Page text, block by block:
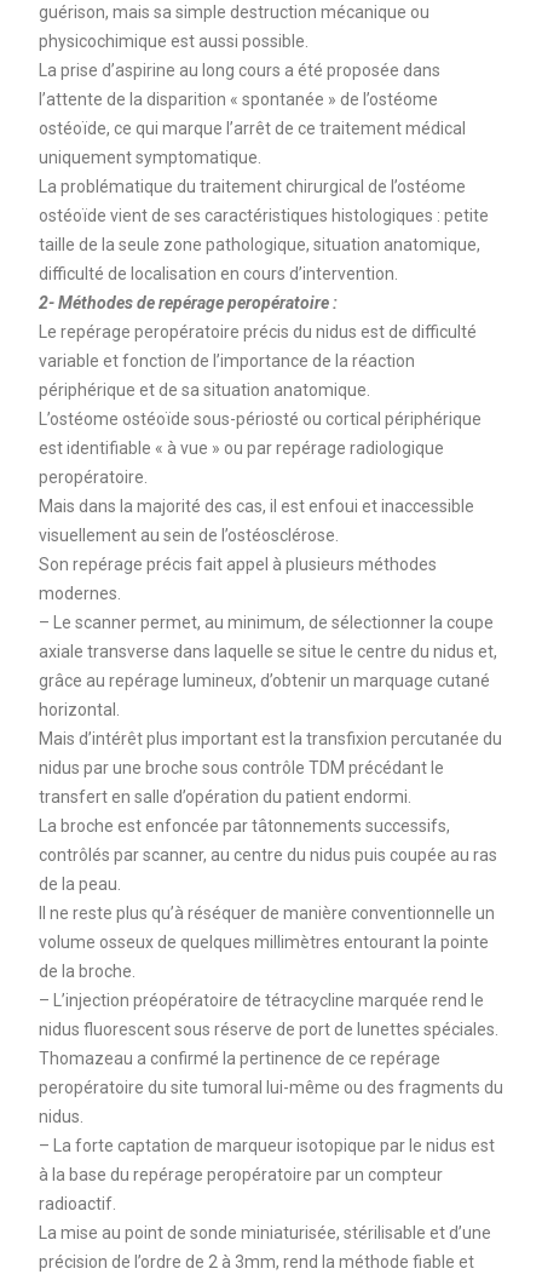
guérison, mais sa simple destruction mécanique ou
physicochimique est aussi possible.
La prise d’aspirine au long cours a été proposée dans
l’attente de la disparition « spontanée » de l’ostéome
ostéoïde, ce qui marque l’arrêt de ce traitement médical
uniquement symptomatique.
La problématique du traitement chirurgical de l’ostéome
ostéoïde vient de ses caractéristiques histologiques : petite
taille de la seule zone pathologique, situation anatomique,
difficulté de localisation en cours d’intervention.
2- Méthodes de repérage peropératoire :
Le repérage peropératoire précis du nidus est de difficulté
variable et fonction de l’importance de la réaction
périphérique et de sa situation anatomique.
L’ostéome ostéoïde sous-périosté ou cortical périphérique
est identifiable « à vue » ou par repérage radiologique
peropératoire.
Mais dans la majorité des cas, il est enfoui et inaccessible
visuellement au sein de l’ostéosclérose.
Son repérage précis fait appel à plusieurs méthodes
modernes.
– Le scanner permet, au minimum, de sélectionner la coupe
axiale transverse dans laquelle se situe le centre du nidus et,
grâce au repérage lumineux, d’obtenir un marquage cutané
horizontal.
Mais d’intérêt plus important est la transfixion percutanée du
nidus par une broche sous contrôle TDM précédant le
transfert en salle d’opération du patient endormi.
La broche est enfoncée par tâtonnements successifs,
contrôlés par scanner, au centre du nidus puis coupée au ras
de la peau.
Il ne reste plus qu’à réséquer de manière conventionnelle un
volume osseux de quelques millimètres entourant la pointe
de la broche.
– L’injection préopératoire de tétracycline marquée rend le
nidus fluorescent sous réserve de port de lunettes spéciales.
Thomazeau a confirmé la pertinence de ce repérage
peropératoire du site tumoral lui-même ou des fragments du
nidus.
– La forte captation de marqueur isotopique par le nidus est
à la base du repérage peropératoire par un compteur
radioactif.
La mise au point de sonde miniaturisée, stérilisable et d’une
précision de l’ordre de 2 à 3mm, rend la méthode fiable et